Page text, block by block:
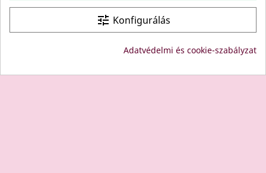
Site protected by reCAPTCHA.
© Copyright: Since 1994- "EDU" és "JUDY" Bt. - BODICO
tune Konfigurálás
Adatvédelmi és cookie-szabályzat